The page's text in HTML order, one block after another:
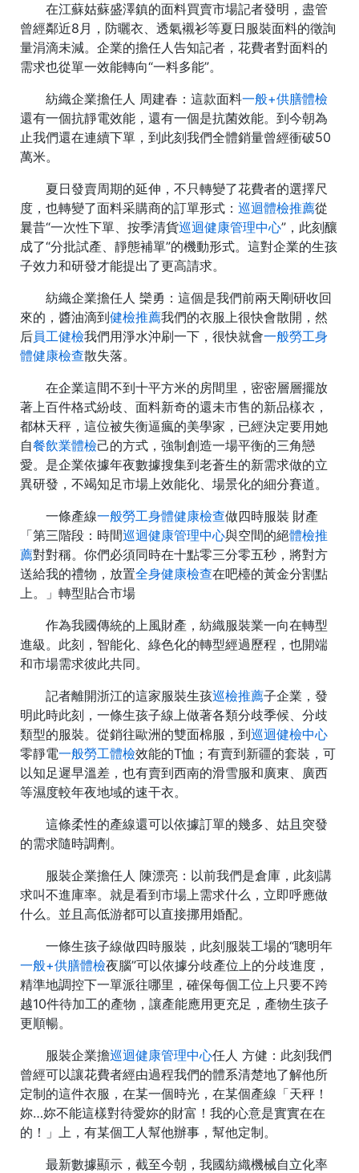
在江蘇姑蘇盛澤鎮的面料買賣市場記者發明，盡管
曾經鄰近8月，防曬衣、透氣襯衫等夏日服裝面料的徵詢
量涓滴未減。企業的擔任人告知記者，花費者對面料的
需求也從單一效能轉向“一料多能”。
紡織企業擔任人 周建春：這款面料一般+供膳體檢
還有一個抗靜電效能，還有一個是抗菌效能。到今朝為
止我們還在連續下單，到此刻我們全體銷量曾經衝破50
萬米。
夏日發賣周期的延伸，不只轉變了花費者的選擇尺
度，也轉變了面料采購商的訂單形式： 巡迴體檢推薦從
曩昔“一次性下單、按季清貨巡迴健康管理中心”，此刻釀
成了“分批試產、靜態補單”的機動形式。這對企業的生孩
子效力和研發才能提出了更高請求。
紡織企業擔任人 欒勇：這個是我們前兩天剛研收回
來的，醬油滴到健檢推薦我們的衣服上很快會散開，然
后員工健檢我們用淨水沖刷一下，很快就會一般勞工身
體健康檢查散失落。
在企業這間不到十平方米的房間里，密密層層擺放
著上百件格式紛歧、面料新奇的還未市售的新品樣衣，
都林天秤，這位被失衡逼瘋的美學家，已經決定要用她
自餐飲業體檢己的方式，強制創造一場平衡的三角戀
愛。是企業依據年夜數據搜集到老蒼生的新需求做的立
異研發，不竭知足市場上效能化、場景化的細分賽道。
一條產線一般勞工身體健康檢查做四時服裝 財產
「第三階段：時間巡迴健康管理中心與空間的絕體檢推
薦對對稱。你們必須同時在十點零三分零五秒，將對方
送給我的禮物，放置全身健康檢查在吧檯的黃金分割點
上。」轉型貼合市場
作為我國傳統的上風財產，紡織服裝業一向在轉型
進級。此刻，智能化、綠色化的轉型經過歷程，也開端
和市場需求彼此共同。
記者離開浙江的這家服裝生孩巡檢推薦子企業，發
明此時此刻，一條生孩子線上做著各類分歧季候、分歧
類型的服裝。從銷往歐洲的雙面棉服，到巡迴健檢中心
零靜電一般勞工體檢效能的T恤；有賣到新疆的套裝，可
以知足遲早溫差，也有賣到西南的滑雪服和廣東、廣西
等濕度較年夜地域的速干衣。
這條柔性的產線還可以依據訂單的幾多、姑且突發
的需求隨時調劑。
服裝企業擔任人 陳漂亮：以前我們是倉庫，此刻講
求叫不進庫率。就是看到市場上需求什么，立即呼應做
什么。並且高低游都可以直接挪用婚配。
一條生孩子線做四時服裝，此刻服裝工場的“聰明年
一般+供膳體檢夜腦”可以依據分歧產位上的分歧進度，
精準地調控下一單派往哪里，確保每個工位上只要不跨
越10件待加工的產物，讓產能應用更充足，產物生孩子
更順暢。
服裝企業擔巡迴健康管理中心任人 方健：此刻我們
曾經可以讓花費者經由過程我們的體系清楚地了解他所
定制的這件衣服，在某一個時光，在某個產線「天秤！
妳…妳不能這樣對待愛妳的財富！我的心意是實實在在
的！」上，有某個工人幫他辦事，幫他定制。
最新數據顯示，截至今朝，我國紡織機械自立化率